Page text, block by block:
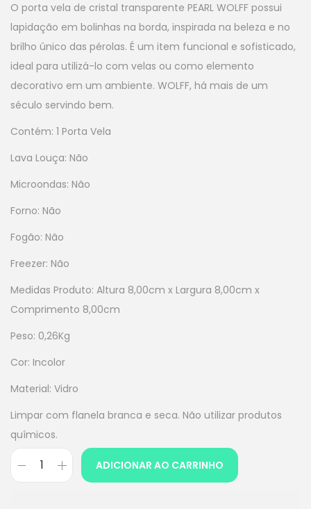
O porta vela de cristal transparente PEARL WOLFF possui
lapidação em bolinhas na borda, inspirada na beleza e no
brilho único das pérolas. É um item funcional e sofisticado,
ideal para utilizá-lo com velas ou como elemento
decorativo em um ambiente. WOLFF, há mais de um
século servindo bem.
Contém: 1 Porta Vela
Lava Louça: Não
Microondas: Não
Forno: Não
Fogão: Não
Freezer: Não
Medidas Produto: Altura 8,00cm x Largura 8,00cm x
Comprimento 8,00cm
Peso: 0,26Kg
Cor: Incolor
Material: Vidro
Limpar com flanela branca e seca. Não utilizar produtos
químicos.
ADICIONAR AO CARRINHO